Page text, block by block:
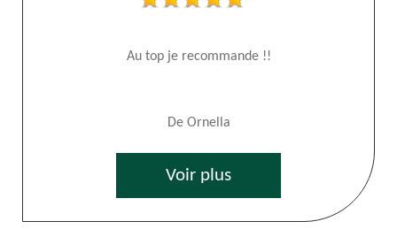
Au top je recommande !!
De Ornella
Voir plus